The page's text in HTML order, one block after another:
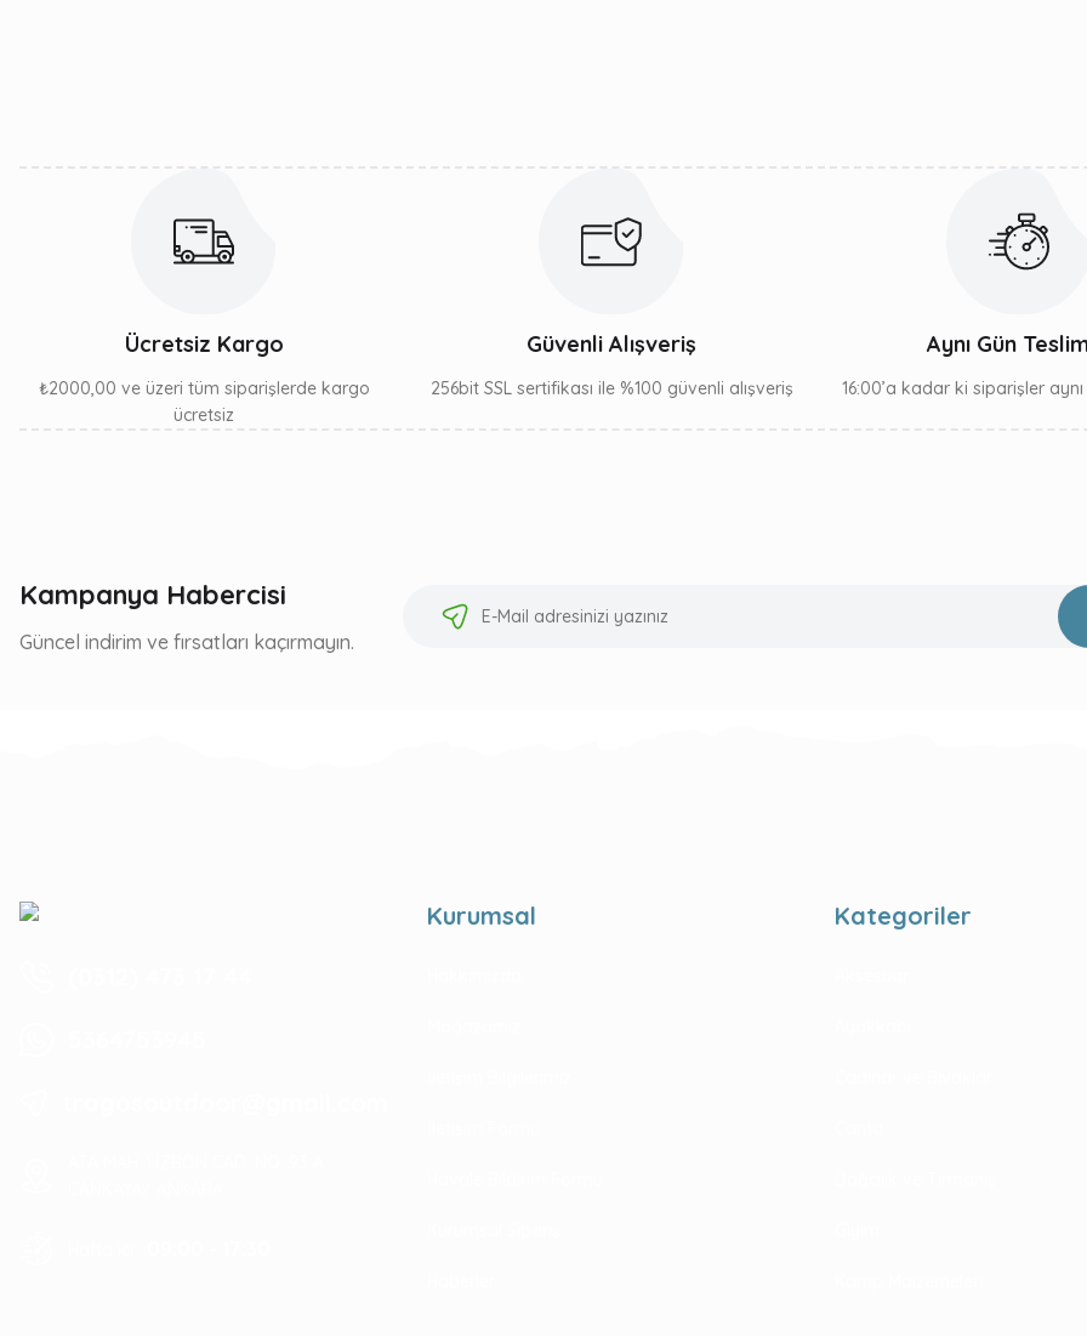
Ücretsiz Kargo
₺2000,00 ve üzeri tüm siparişlerde kargo
ücretsiz
Güvenli Alışveriş
256bit SSL sertifikası ile %100 güvenli alışveriş
Aynı Gün
16:00’a kadar ki siparişler
Kampanya Habercisi
Güncel indirim ve fırsatları kaçırmayın.
Kurumsal Kategoriler